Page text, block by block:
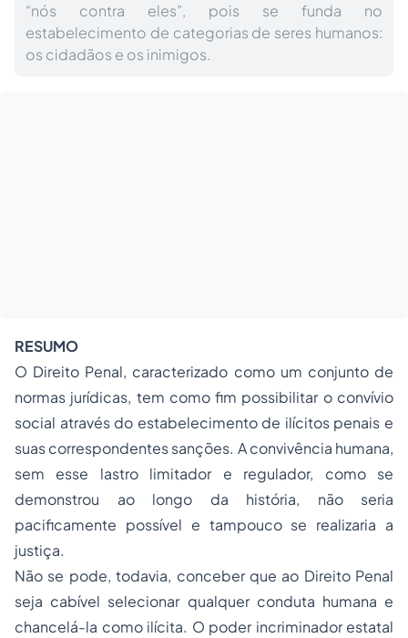
“nós contra eles”, pois se funda no
estabelecimento de categorias de seres humanos:
os cidadãos e os inimigos.
RESUMO
O Direito Penal, caracterizado como um conjunto de
normas jurídicas, tem como fim possibilitar o convívio
social através do estabelecimento de ilícitos penais e
suas correspondentes sanções. A convivência humana,
sem esse lastro limitador e regulador, como se
demonstrou ao longo da história, não seria
pacificamente possível e tampouco se realizaria a
justiça.
Não se pode, todavia, conceber que ao Direito Penal
seja cabível selecionar qualquer conduta humana e
chancelá-la como ilícita. O poder incriminador estatal